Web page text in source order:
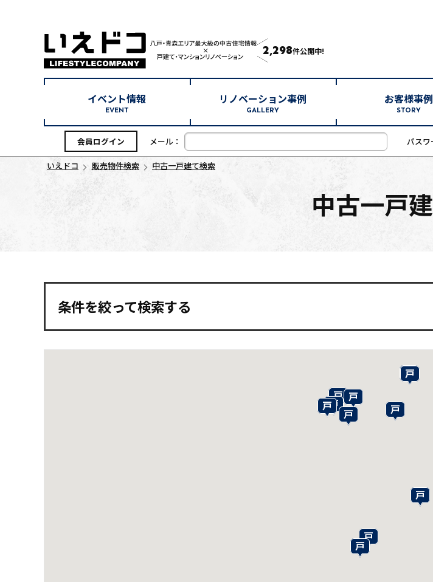
2,298件公開中!
イベント情報
EVENT
リノベーション事例
GALLERY
お客様事例
STORY
会員ログイン メール： パスワ
いえドコ 販売物件検索 中古一戸建て検索
中古一戸
条件を絞って検索する